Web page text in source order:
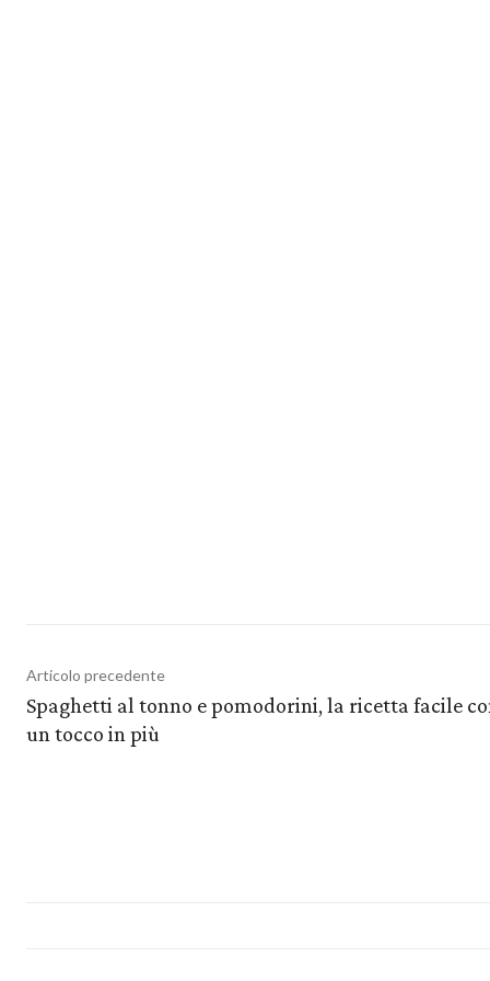
Articolo precedente
Spaghetti al tonno e pomodorini, la ricetta facile
un tocco in più